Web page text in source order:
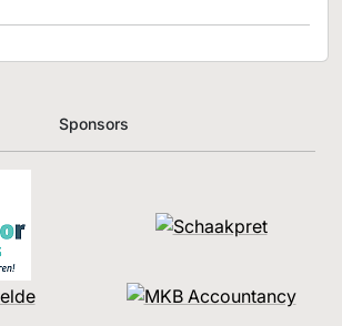
Sponsors